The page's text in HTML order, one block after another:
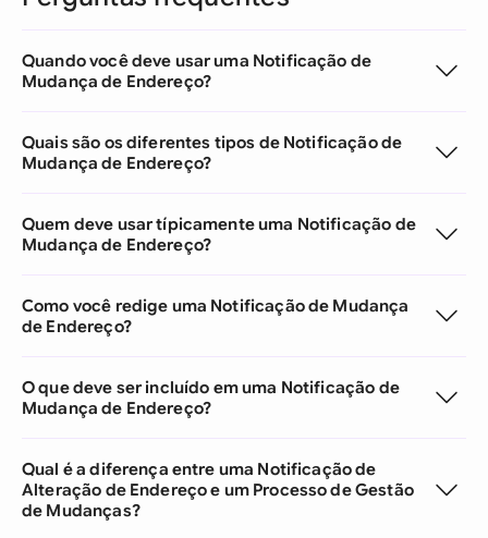
Quando você deve usar uma Notificação de
Mudança de Endereço?
Quais são os diferentes tipos de Notificação de
Mudança de Endereço?
Quem deve usar típicamente uma Notificação de
Mudança de Endereço?
Como você redige uma Notificação de Mudança
de Endereço?
O que deve ser incluído em uma Notificação de
Mudança de Endereço?
Qual é a diferença entre uma Notificação de
Alteração de Endereço e um Processo de Gestão
de Mudanças?